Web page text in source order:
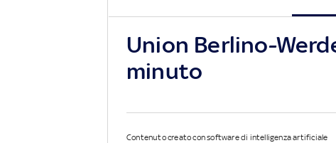
Union Berlino-
minuto
Contenuto creato con software di intelligenza artificiale